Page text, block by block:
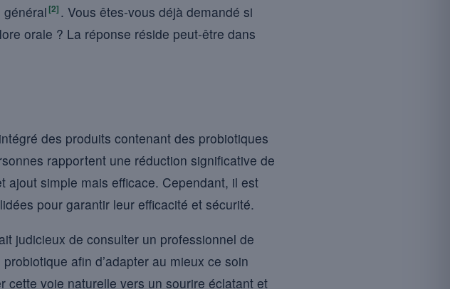
[2] . Vous êtes-vous déjà demandé si
orale ? La réponse réside peut-être dans
des produits contenant des probiotiques
rapportent une réduction significative de
ajout simple mais efficace. Cependant, il est
pour garantir leur efficacité et sécurité.
judicieux de consulter un professionnel de
afin d’adapter au mieux ce soin
cette voie naturelle vers un sourire éclatant et